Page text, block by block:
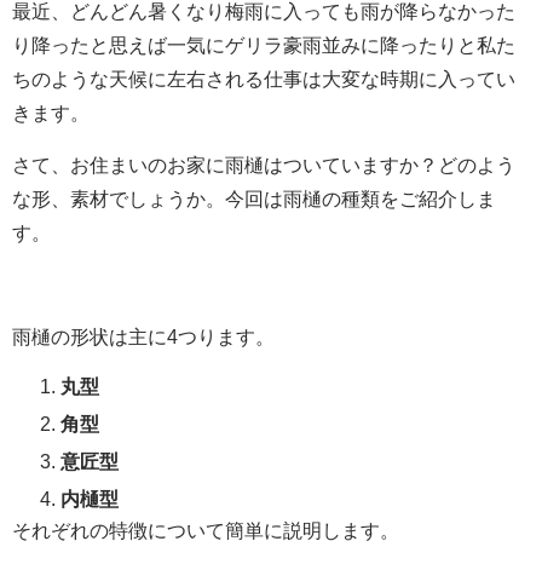
最近、どんどん暑くなり梅雨に入っても雨が降らなかった
り降ったと思えば一気にゲリラ豪雨並みに降ったりと私た
ちのような天候に左右される仕事は大変な時期に入ってい
きます。
さて、お住まいのお家に雨樋はついていますか？どのよう
な形、素材でしょうか。今回は雨樋の種類をご紹介しま
す。
雨樋の形状は主に4つります。
丸型
角型
意匠型
内樋型
それぞれの特徴について簡単に説明します。